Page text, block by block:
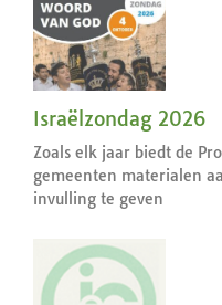
Israëlzondag 2026
Zoals elk jaar biedt de
gemeenten materialen
invulling te geven